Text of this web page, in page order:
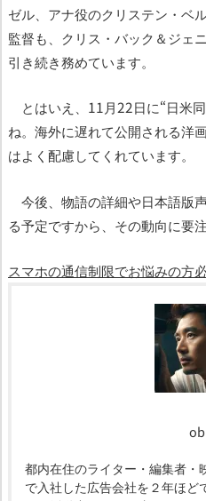
ゼル、アナ役のクリステン・ベ
監督も、クリス・バック＆ジェ
引き続き務めています。
とはいえ、11月22日に“日米
ね。海外に遅れて公開される洋
はよく配慮してくれています。
今後、物語の詳細や日本語版
る予定ですから、その動向に要注
スマホの通信制限でお悩みの方
都内在住のライター・編集者・
で入社した広告会社を２年ほど